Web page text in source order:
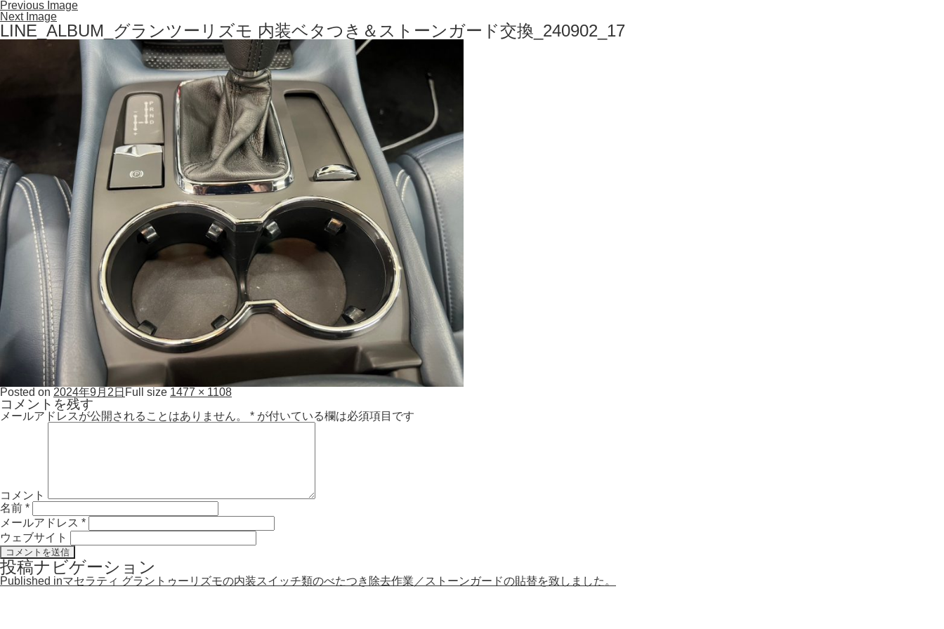
Previous Image
Next Image
LINE_ALBUM_グランツーリズモ 内装ベタつき＆ストーンガード交換_240902_17
Posted on 2024年9月2日 Full size 1477 × 1108
コメントを残す
メールアドレスが公開されることはありません。 * が付いている欄は必須項目です
コメント
名前 *
メールアドレス *
ウェブサイト
投稿ナビゲーション
Published inマセラティ グラントゥーリズモの内装スイッチ類のべたつき除去作業／ストーンガードの貼替を致しました。